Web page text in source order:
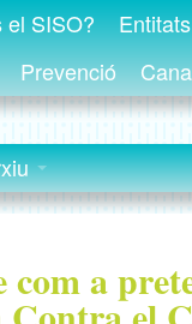
el SISO?
Prevenció
com a